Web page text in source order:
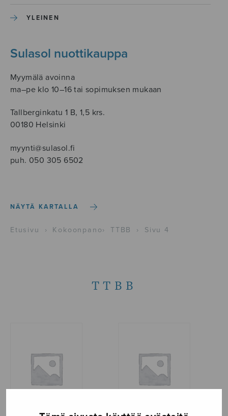
YLEINEN
Sulasol nuottikauppa
Myymälä avoinna
ma–pe klo 10–16 tai sopimuksen mukaan
Tallberginkatu 1 B, 1,5 krs.
00180 Helsinki
myynti@sulasol.fi
puh. 050 305 6502
NÄYTÄ KARTALLA
Etusivu › Kokoonpano› TTBB › Sivu 4
TTBB